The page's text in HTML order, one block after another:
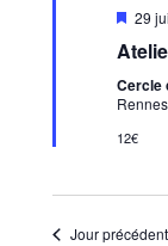
Mis
avant
29
Cercle
Rennes
12€
Jour précédent